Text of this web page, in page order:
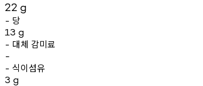
22 g
- 당
13 g
- 대체 감미료
-
- 식이섬유
3 g